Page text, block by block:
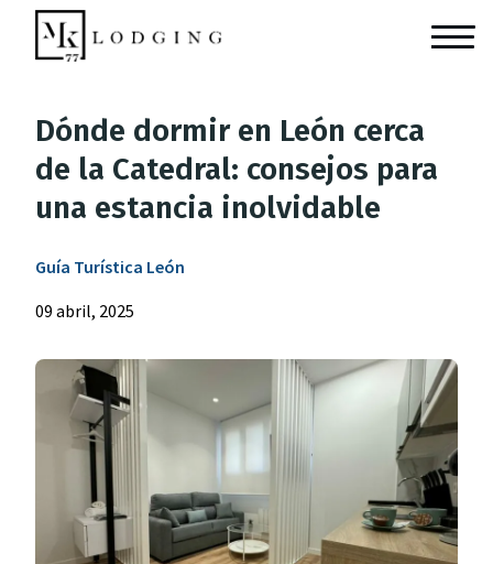
Dónde dormir en León cerca
de la Catedral: consejos para
una estancia inolvidable
Guía Turística León
09 abril, 2025